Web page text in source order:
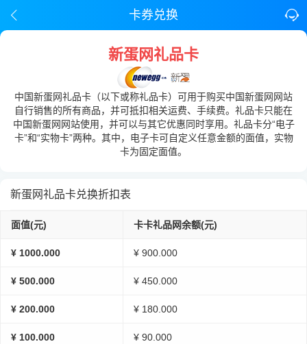
卡券兑换
新蛋网礼品卡
中国新蛋网礼品卡（以下或称礼品卡）可用于购买中国新蛋网网站
自行销售的所有商品，并可抵扣相关运费、手续费。礼品卡只能在
中国新蛋网网站使用，并可以与其它优惠同时享用。礼品卡分“电子
卡”和“实物卡”两种。其中，电子卡可自定义任意金额的面值，实物
卡为固定面值。
新蛋网礼品卡兑换折扣表
面值(元) 卡卡礼品网余额(元)
¥ 1000.000 ¥ 900.000
¥ 500.000 ¥ 450.000
¥ 200.000 ¥ 180.000
¥ 100.000 ¥ 90.000